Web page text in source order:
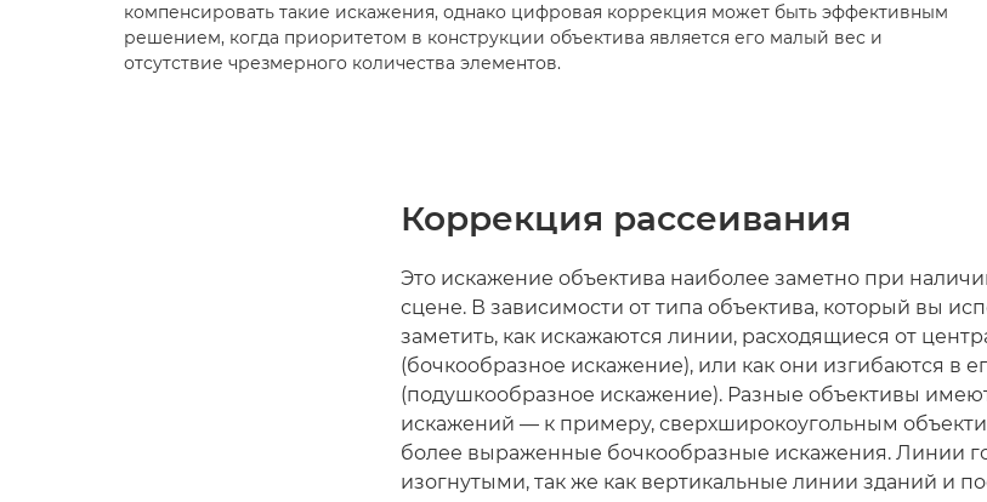
компенсировать такие искажения, однако цифровая коррекция может быть эффективным
решением, когда приоритетом в конструкции объектива является его малый вес и
отсутствие чрезмерного количества элементов.
Коррекция рассеивания
Это искажение объектива наиболее заметно при
сцене. В зависимости от типа объектива, который вы
заметить, как искажаются линии, расходящиеся от
(бочкообразное искажение), или как они изгибаются в
(подушкообразное искажение). Разные объективы
искажений — к примеру, сверхширокоугольным
более выраженные бочкообразные искажения. Линии
изогнутыми, так же как вертикальные линии зданий и